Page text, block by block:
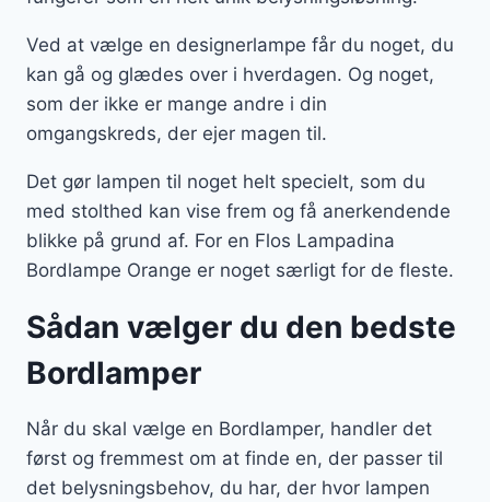
Ved at vælge en designerlampe får du noget, du
kan gå og glædes over i hverdagen. Og noget,
som der ikke er mange andre i din
omgangskreds, der ejer magen til.
Det gør lampen til noget helt specielt, som du
med stolthed kan vise frem og få anerkendende
blikke på grund af. For en Flos Lampadina
Bordlampe Orange er noget særligt for de fleste.
Sådan vælger du den bedste
Bordlamper
Når du skal vælge en Bordlamper, handler det
først og fremmest om at finde en, der passer til
det belysningsbehov, du har, der hvor lampen